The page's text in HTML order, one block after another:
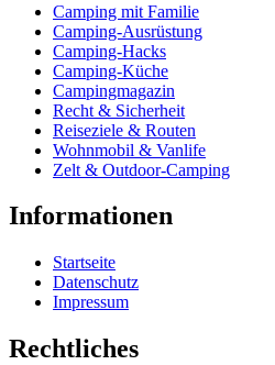
Camping mit Familie
Camping-Ausrüstung
Camping-Hacks
Camping-Küche
Campingmagazin
Recht & Sicherheit
Reiseziele & Routen
Wohnmobil & Vanlife
Zelt & Outdoor-Camping
Informationen
Startseite
Datenschutz
Impressum
Rechtliches